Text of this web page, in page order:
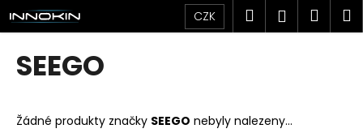
Přejít
na
obsah
CZK Hledat
SEEGO
Žádné produkty značky SEEGO nebyly nalezeny...
K
o
o